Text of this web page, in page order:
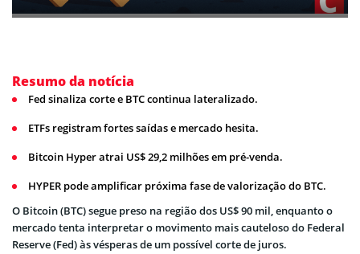
Resumo da notícia
Fed sinaliza corte e BTC continua lateralizado.
ETFs registram fortes saídas e mercado hesita.
Bitcoin Hyper atrai US$ 29,2 milhões em pré-venda.
HYPER pode amplificar próxima fase de valorização do BTC.
O Bitcoin (BTC) segue preso na região dos US$ 90 mil, enquanto o
mercado tenta interpretar o movimento mais cauteloso do Federal
Reserve (Fed) às vésperas de um possível corte de juros.